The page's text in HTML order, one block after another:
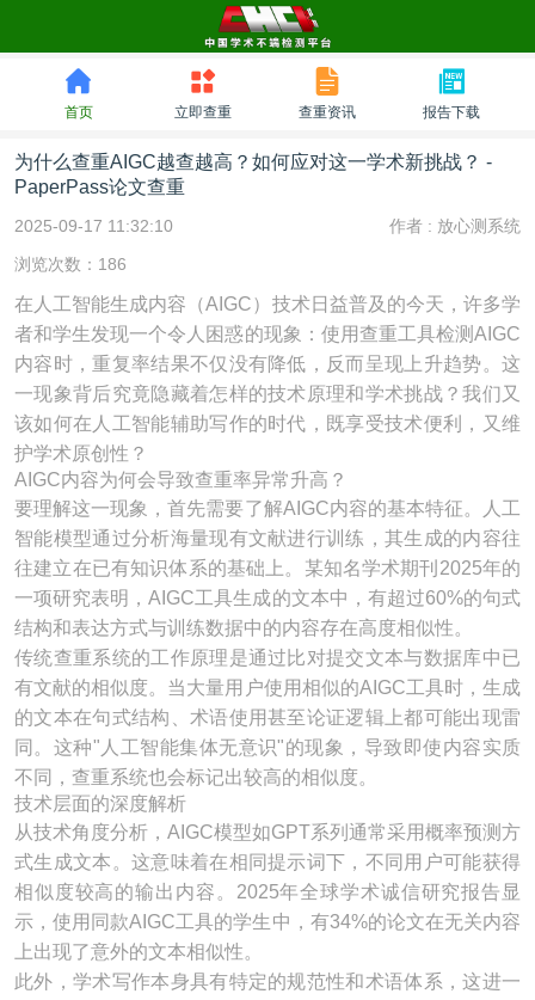
首页 立即查重 查重资讯 报告下载
为什么查重AIGC越查越高？如何应对这一学术新挑战？ -
PaperPass论文查重
2025-09-17 11:32:10 作者 : 放心测系统
浏览次数：186
在人工智能生成内容（AIGC）技术日益普及的今天，许多学
者和学生发现一个令人困惑的现象：使用查重工具检测AIGC
内容时，重复率结果不仅没有降低，反而呈现上升趋势。这
一现象背后究竟隐藏着怎样的技术原理和学术挑战？我们又
该如何在人工智能辅助写作的时代，既享受技术便利，又维
护学术原创性？
AIGC内容为何会导致查重率异常升高？
要理解这一现象，首先需要了解AIGC内容的基本特征。人工
智能模型通过分析海量现有文献进行训练，其生成的内容往
往建立在已有知识体系的基础上。某知名学术期刊2025年的
一项研究表明，AIGC工具生成的文本中，有超过60%的句式
结构和表达方式与训练数据中的内容存在高度相似性。
传统查重系统的工作原理是通过比对提交文本与数据库中已
有文献的相似度。当大量用户使用相似的AIGC工具时，生成
的文本在句式结构、术语使用甚至论证逻辑上都可能出现雷
同。这种"人工智能集体无意识"的现象，导致即使内容实质
不同，查重系统也会标记出较高的相似度。
技术层面的深度解析
从技术角度分析，AIGC模型如GPT系列通常采用概率预测方
式生成文本。这意味着在相同提示词下，不同用户可能获得
相似度较高的输出内容。2025年全球学术诚信研究报告显
示，使用同款AIGC工具的学生中，有34%的论文在无关内容
上出现了意外的文本相似性。
此外，学术写作本身具有特定的规范性和术语体系，这进一